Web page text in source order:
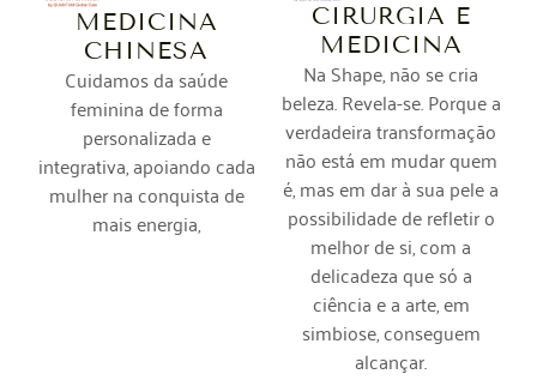
MEDICINA
CHINESA
Cuidamos da saúde
feminina de forma
personalizada e
integrativa, apoiando cada
mulher na conquista de
mais energia,
CIRURGIA E
MEDICINA
Na Shape, não se cria
beleza. Revela-se. Porque a
verdadeira transformação
não está em mudar quem
é, mas em dar à sua pele a
possibilidade de refletir o
melhor de si, com a
delicadeza que só a
ciência e a arte, em
simbiose, conseguem
alcançar.